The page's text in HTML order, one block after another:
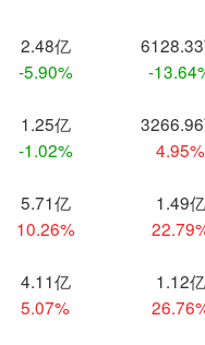
2.48亿
-5.90%
-
1.25亿
-1.02%
4.95%
5.71亿
10.26%
1.49亿
4.11亿
5.07%
1.12亿